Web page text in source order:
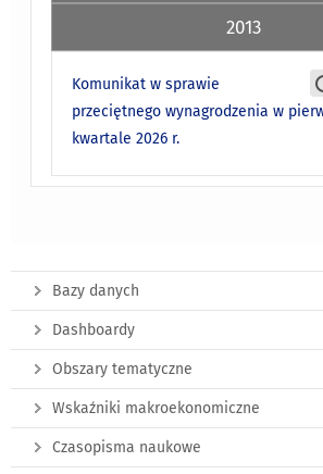
2013
Komunikat w sprawie
przeciętnego wynagrodzenia w
kwartale 2026 r.
Bazy danych
Dashboardy
Obszary tematyczne
Wskaźniki makroekonomiczne
Czasopisma naukowe